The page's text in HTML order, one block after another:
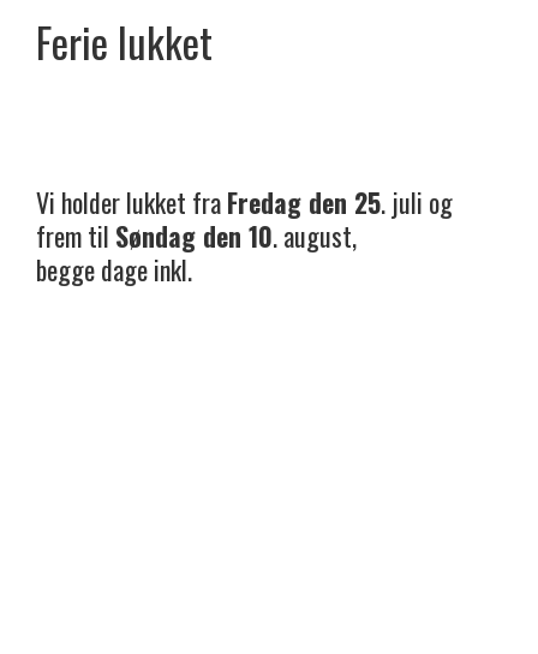
Ferie lukket
Vi holder lukket fraFredag den 25. juli og
frem til Søndag den 10. august,
begge dage inkl.